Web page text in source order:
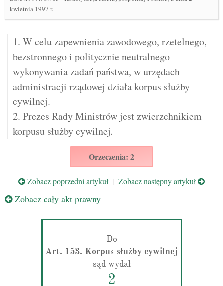
kwietnia 1997 r.
1. W celu zapewnienia zawodowego, rzetelnego,
bezstronnego i politycznie neutralnego
wykonywania zadań państwa, w urzędach
administracji rządowej działa korpus służby
cywilnej.
2. Prezes Rady Ministrów jest zwierzchnikiem
korpusu służby cywilnej.
Orzeczenia: 2
Zobacz poprzedni artykuł | Zobacz następny artykuł
Zobacz cały akt prawny
Do
Art. 153. Korpus służby cywilnej
sąd wydał
2